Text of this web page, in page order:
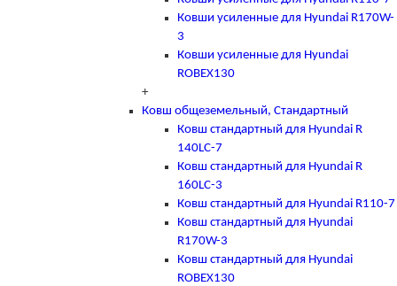
Ковши усиленные для Hyundai R170W-
3
Ковши усиленные для Hyundai
ROBEX130
+
Ковш общеземельный, Стандартный
Ковш стандартный для Hyundai R
140LC-7
Ковш стандартный для Hyundai R
160LC-3
Ковш стандартный для Hyundai R110-7
Ковш стандартный для Hyundai
R170W-3
Ковш стандартный для Hyundai
ROBEX130